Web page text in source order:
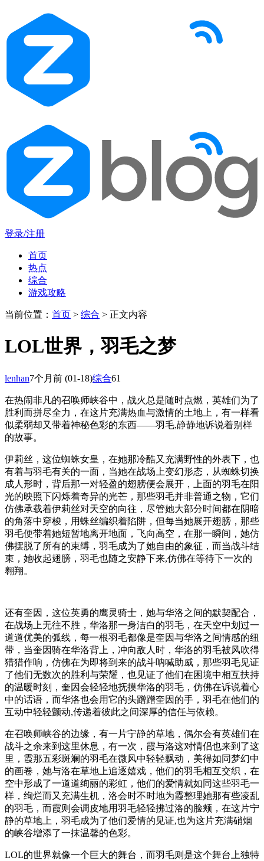
登录/注册
首页
热点
综合
游戏攻略
当前位置： 首页 > 综合 > 正文内容
LOL世界，羽毛之梦
lenhan7个月前 (01-18)综合61
在热闹非凡的召唤师峡谷中，战火总是随时点燃，英雄们为了
胜利而拼尽全力，在这片充满热血与激情的土地上，有一样看
似柔弱却又带着神秘色彩的东西——羽毛,静静地诉说着别样
的故事。
伊莉丝，这位蜘蛛女皇，在她那冷酷又充满野性的外表下，也
有着与羽毛有关的一面，当她在战场上变幻形态，从蜘蛛切换
成人形时，背后那一对轻盈的翅膀便会展开，上面的羽毛在阳
光的映照下闪烁着奇异的光芒，那些羽毛并非普通之物，它们
仿佛承载着伊莉丝对天空的向往，尽管她大部分时间都在阴暗
的角落中穿梭，用蛛丝编织着陷阱，但每当她展开翅膀，那些
羽毛便带着她短暂地离开地面，飞向高空，在那一瞬间，她仿
佛摆脱了所有的束缚，羽毛成为了她自由的象征，而当战斗结
束，她收起翅膀，羽毛也随之安静下来,仿佛在等待下一次的
翱翔。
还有奎因，这位英勇的鹰灵骑士，她与华洛之间的默契配合，
在战场上无往不胜，华洛那一身洁白的羽毛，在天空中划过一
道道优美的弧线，每一根羽毛都像是奎因与华洛之间情感的纽
带，当奎因骑在华洛背上，冲向敌人时，华洛的羽毛被风吹得
猎猎作响，仿佛在为即将到来的战斗呐喊助威，那些羽毛见证
了他们无数次的胜利与荣耀，也见证了他们在困境中相互扶持
的温暖时刻，奎因会轻轻地抚摸华洛的羽毛，仿佛在诉说着心
中的话语，而华洛也会用它的头蹭蹭奎因的手，羽毛在他们的
互动中轻轻颤动,传递着彼此之间深厚的信任与依赖。
在召唤师峡谷的边缘，有一片宁静的草地，偶尔会有英雄们在
战斗之余来到这里休息，有一次，霞与洛这对情侣也来到了这
里，霞那五彩斑斓的羽毛在微风中轻轻飘动，美得如同梦幻中
的画卷，她与洛在草地上追逐嬉戏，他们的羽毛相互交织，在
空中形成了一道道绚丽的彩虹，他们的爱情就如同这些羽毛一
样，绚烂而又充满生机，洛会时不时地为霞整理她那有些凌乱
的羽毛，而霞则会调皮地用羽毛轻轻拂过洛的脸颊，在这片宁
静的草地上，羽毛成为了他们爱情的见证,也为这片充满硝烟
的峡谷增添了一抹温馨的色彩。
LOL的世界就像一个巨大的舞台，而羽毛则是这个舞台上独特